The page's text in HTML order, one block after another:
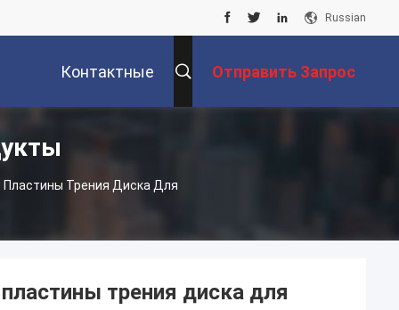
Russian
Контактные Отправить Запрос
Пластины Трения Диска Для
трения диска для